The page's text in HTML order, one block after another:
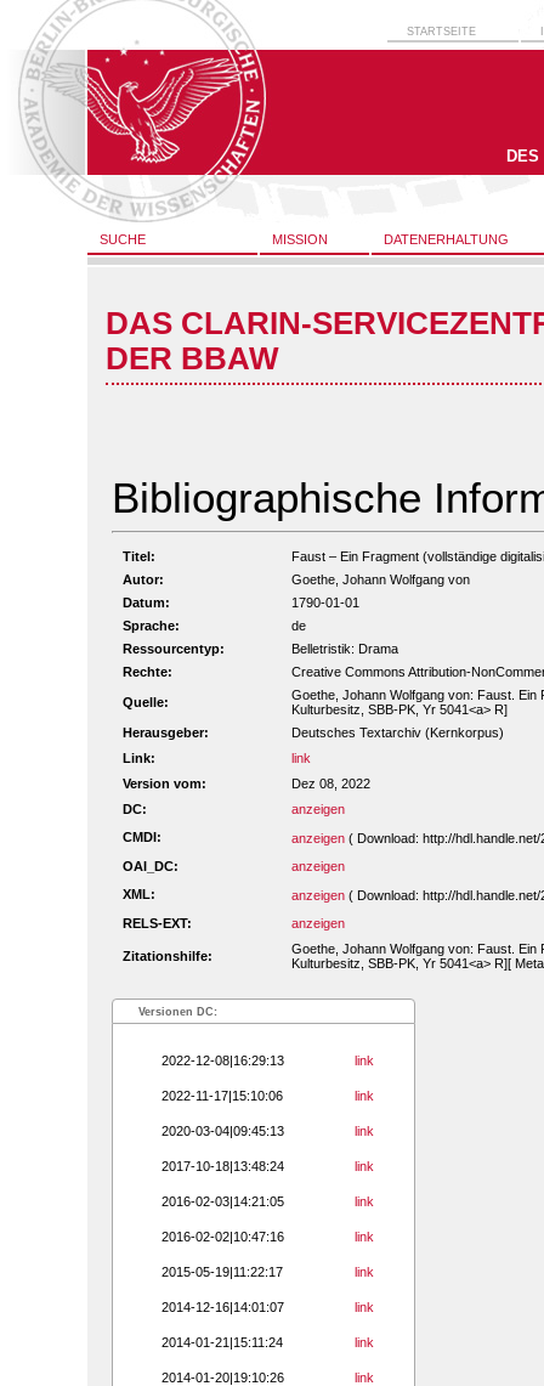
STARTSEITE
SUCHE MISSION DATENERHALTUNG
DAS CLARIN-
DER BBAW
Bibliographische
Titel:
Faust – Ein Fragment (vollständige
Autor:
Goethe, Johann Wolfgang von
Datum:
1790-01-01
Sprache:
de
Ressourcentyp:
Belletristik: Drama
Rechte:
Creative Commons Attribution-
Quelle:
Goethe, Johann Wolfgang von: Faust.
Kulturbesitz, SBB-PK, Yr 5041<a> R]
Herausgeber:
Deutsches Textarchiv (Kernkorpus)
Link:
link
Version vom:
Dez 08, 2022
DC:
anzeigen
CMDI:
anzeigen ( Download: http://
OAI_DC:
anzeigen
XML:
anzeigen ( Download: http://
RELS-EXT:
anzeigen
Zitationshilfe:
Goethe, Johann Wolfgang von: Faust.
Kulturbesitz, SBB-PK, Yr 5041<a> R][
Versionen DC:
2022-12-08|16:29:13 link
2022-11-17|15:10:06 link
2020-03-04|09:45:13 link
2017-10-18|13:48:24 link
2016-02-03|14:21:05 link
2016-02-02|10:47:16 link
2015-05-19|11:22:17 link
2014-12-16|14:01:07 link
2014-01-21|15:11:24 link
2014-01-20|19:10:26 link